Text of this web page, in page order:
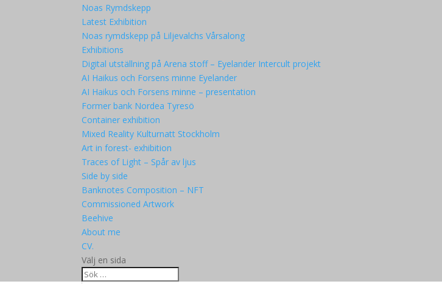
Noas Rymdskepp
Latest Exhibition
Noas rymdskepp på Liljevalchs Vårsalong
Exhibitions
Digital utställning på Arena stoff – Eyelander Intercult projekt
AI Haikus och Forsens minne Eyelander
AI Haikus och Forsens minne – presentation
Former bank Nordea Tyresö
Container exhibition
Mixed Reality Kulturnatt Stockholm
Art in forest- exhibition
Traces of Light – Spår av ljus
Side by side
Banknotes Composition – NFT
Commissioned Artwork
Beehive
About me
CV.
Välj en sida